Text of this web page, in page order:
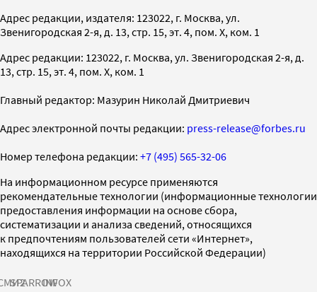
Адрес редакции, издателя: 123022, г. Москва, ул.
Звенигородская 2-я, д. 13, стр. 15, эт. 4, пом. X, ком. 1
Адрес редакции: 123022, г. Москва, ул. Звенигородская 2-я, д.
13, стр. 15, эт. 4, пом. X, ком. 1
Главный редактор: Мазурин Николай Дмитриевич
Адрес электронной почты редакции: press-release@forbes.ru
Номер телефона редакции: +7 (495) 565-32-06
На информационном ресурсе применяются
рекомендательные технологии (информационные технологии
предоставления информации на основе сбора,
систематизации и анализа сведений, относящихся
к предпочтениям пользователей сети «Интернет»,
находящихся на территории Российской Федерации)
SPARROWINFOX